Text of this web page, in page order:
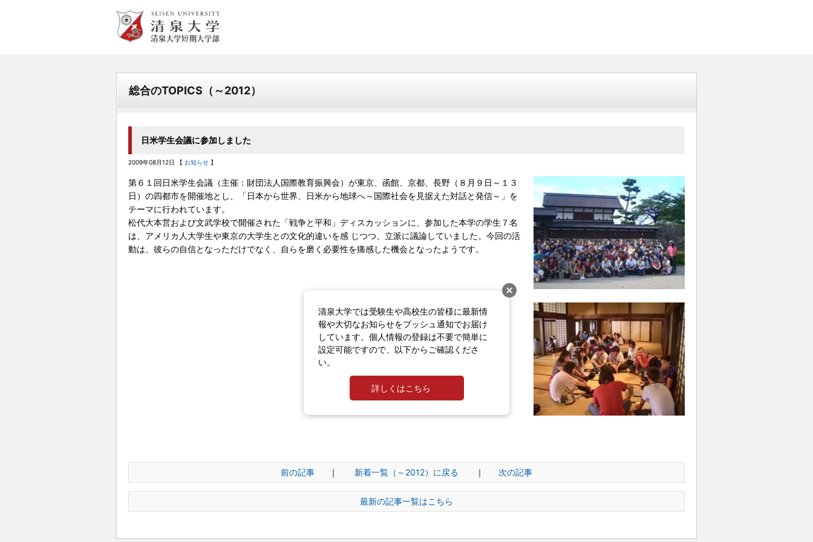
総合のTOPICS（～2012）
日米学生会議に参加しました
2009年08月12日 【 お知らせ 】
第６１回日米学生会議（主催：財団法人国際教育振興会）が東京、函館、京都、長野（８月９日～１３
日）の四都市を開催地とし、「日本から世界、日米から地球へ～国際社会を見据えた対話と発信～」を
テーマに行われています。
松代大本営および文武学校で開催された「戦争と平和」ディスカッションに、参加した本学の学生７名
は、アメリカ人大学生や東京の大学生との文化的違いを感 じつつ、立派に議論していました。今回の活
動は、彼らの自信となっただけでなく、自らを磨く必要性を痛感した機会となったようです。
前の記事 ｜ 新着一覧（～2012）に戻る ｜ 次の記事
最新の記事一覧はこちら
清泉大学では受験生や高校生の皆様に最新情
報や大切なお知らせをプッシュ通知でお届け
しています。個人情報の登録は不要で簡単に
設定可能ですので、以下からご確認くださ
い。
詳しくはこちら